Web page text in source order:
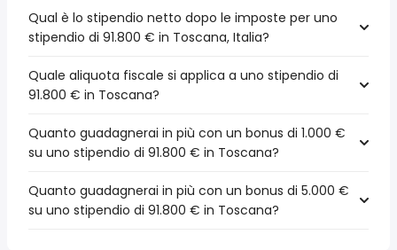
Qual è lo stipendio netto dopo le imposte per uno
stipendio di 91.800 € in Toscana, Italia?
Quale aliquota fiscale si applica a uno stipendio di
91.800 € in Toscana?
Quanto guadagnerai in più con un bonus di 1.000 €
su uno stipendio di 91.800 € in Toscana?
Quanto guadagnerai in più con un bonus di 5.000 €
su uno stipendio di 91.800 € in Toscana?